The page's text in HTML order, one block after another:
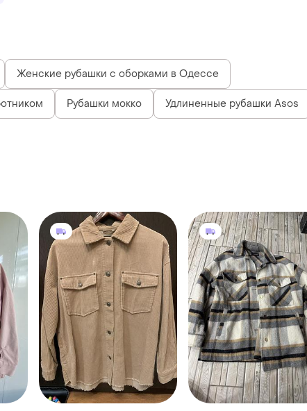
Женские рубашки с оборками в Одессе
Рубашки мокко Удлиненные рубашки Asos